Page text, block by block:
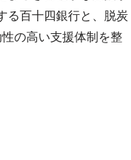
る百十四銀行と、脱炭
の高い支援体制を整